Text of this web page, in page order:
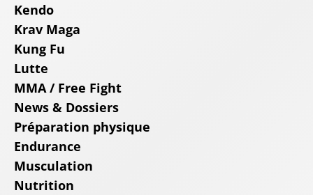
Kendo
Krav Maga
Kung Fu
Lutte
MMA / Free Fight
News & Dossiers
Préparation physique
Endurance
Musculation
Nutrition